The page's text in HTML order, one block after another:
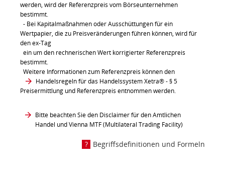
werden, wird der Referenzpreis vom Börseunternehmen
bestimmt.
- Bei Kapitalmaßnahmen oder Ausschüttungen für ein
Wertpapier, die zu Preisveränderungen führen können, wird für
den ex-Tag
ein um den rechnerischen Wert korrigierter Referenzpreis
bestimmt.
Weitere Informationen zum Referenzpreis können den
Handelsregeln für das Handelssystem Xetra®- § 5
Preisermittlung und Referenzpreis entnommen werden.
Bitte beachten Sie den Disclaimer für den Amtlichen
Handel und Vienna MTF (Multilateral Trading Facility)
Begriffsdefinitionen und Formeln